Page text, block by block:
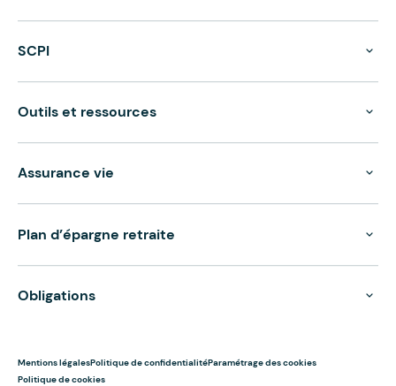
SCPI
Outils et ressources
Assurance vie
Plan d’épargne retraite
Obligations
Mentions légalesPolitique de confidentialitéParamétrage des cookies
Politique de cookies